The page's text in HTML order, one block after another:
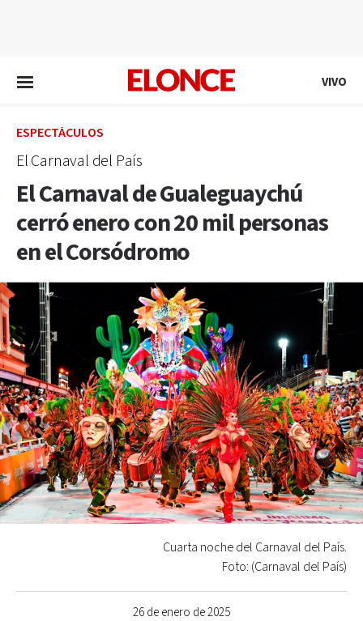
VIVO
ESPECTÁCULOS
El Carnaval del País
El Carnaval de Gualeguaychú
cerró enero con 20 mil personas
en el Corsódromo
26 de enero de 2025
Cuarta noche del Carnaval del País.
Foto: (Carnaval del País)